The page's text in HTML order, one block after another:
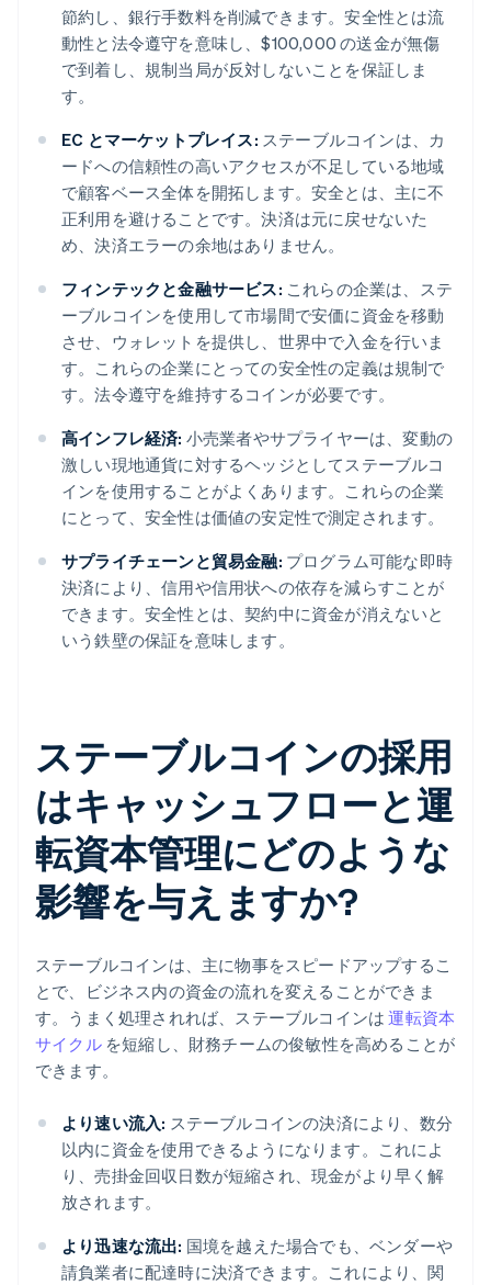
節約し、銀行手数料を削減できます。安全性とは流
動性と法令遵守を意味し、$100,000 の送金が無傷
で到着し、規制当局が反対しないことを保証しま
す。
EC とマーケットプレイス: ステーブルコインは、カ
ードへの信頼性の高いアクセスが不足している地域
で顧客ベース全体を開拓します。安全とは、主に不
正利用を避けることです。決済は元に戻せないた
め、決済エラーの余地はありません。
フィンテックと金融サービス: これらの企業は、ステ
ーブルコインを使用して市場間で安価に資金を移動
させ、ウォレットを提供し、世界中で入金を行いま
す。これらの企業にとっての安全性の定義は規制で
す。法令遵守を維持するコインが必要です。
高インフレ経済: 小売業者やサプライヤーは、変動の
激しい現地通貨に対するヘッジとしてステーブルコ
インを使用することがよくあります。これらの企業
にとって、安全性は価値の安定性で測定されます。
サプライチェーンと貿易金融: プログラム可能な即時
決済により、信用や信用状への依存を減らすことが
できます。安全性とは、契約中に資金が消えないと
いう鉄壁の保証を意味します。
ステーブルコインの採用
はキャッシュフローと運
転資本管理にどのような
影響を与えますか?
ステーブルコインは、主に物事をスピードアップするこ
とで、ビジネス内の資金の流れを変えることができま
す。うまく処理されれば、ステーブルコインは運転資本
サイクルを短縮し、財務チームの俊敏性を高めることが
できます。
より速い流入: ステーブルコインの決済により、数分
以内に資金を使用できるようになります。これによ
り、売掛金回収日数が短縮され、現金がより早く解
放されます。
より迅速な流出: 国境を越えた場合でも、ベンダーや
請負業者に配達時に決済できます。これにより、関